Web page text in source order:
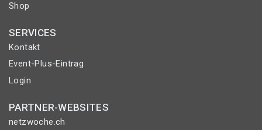
Shop
SERVICES
Kontakt
Event-Plus-Eintrag
Login
PARTNER-WEBSITES
netzwoche.ch